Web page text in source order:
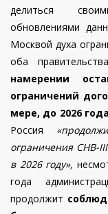
делиться
обновлениями
Москвой духа
оба
намерении
ограничений
мере, до 2026 года
Россия
ограничения СНВ-
в 2026 году»,
года
продолжит